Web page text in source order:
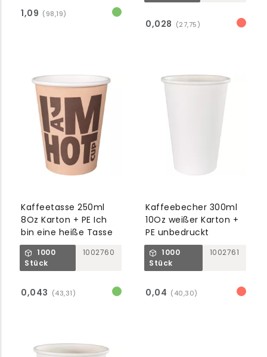
1,09 (98,19)
0,028 (27,75)
Kaffeetasse 250ml
8Oz Karton + PE Ich
bin eine heiße Tasse
1000
Stück
1002760
0,043 (43,31)
Kaffeebecher 300ml
10Oz weißer Karton +
PE unbedruckt
1000
Stück
1002761
0,04 (40,30)